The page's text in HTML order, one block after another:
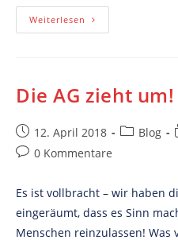
Weiterlesen Gewonnen!
Die AG zieht um!
Post
published:
12. April 2018
PostBlog
Post0 Kommentare
Es ist vollbracht – wir haben
eingeräumt, dass es Sinn
Menschen reinzulassen!